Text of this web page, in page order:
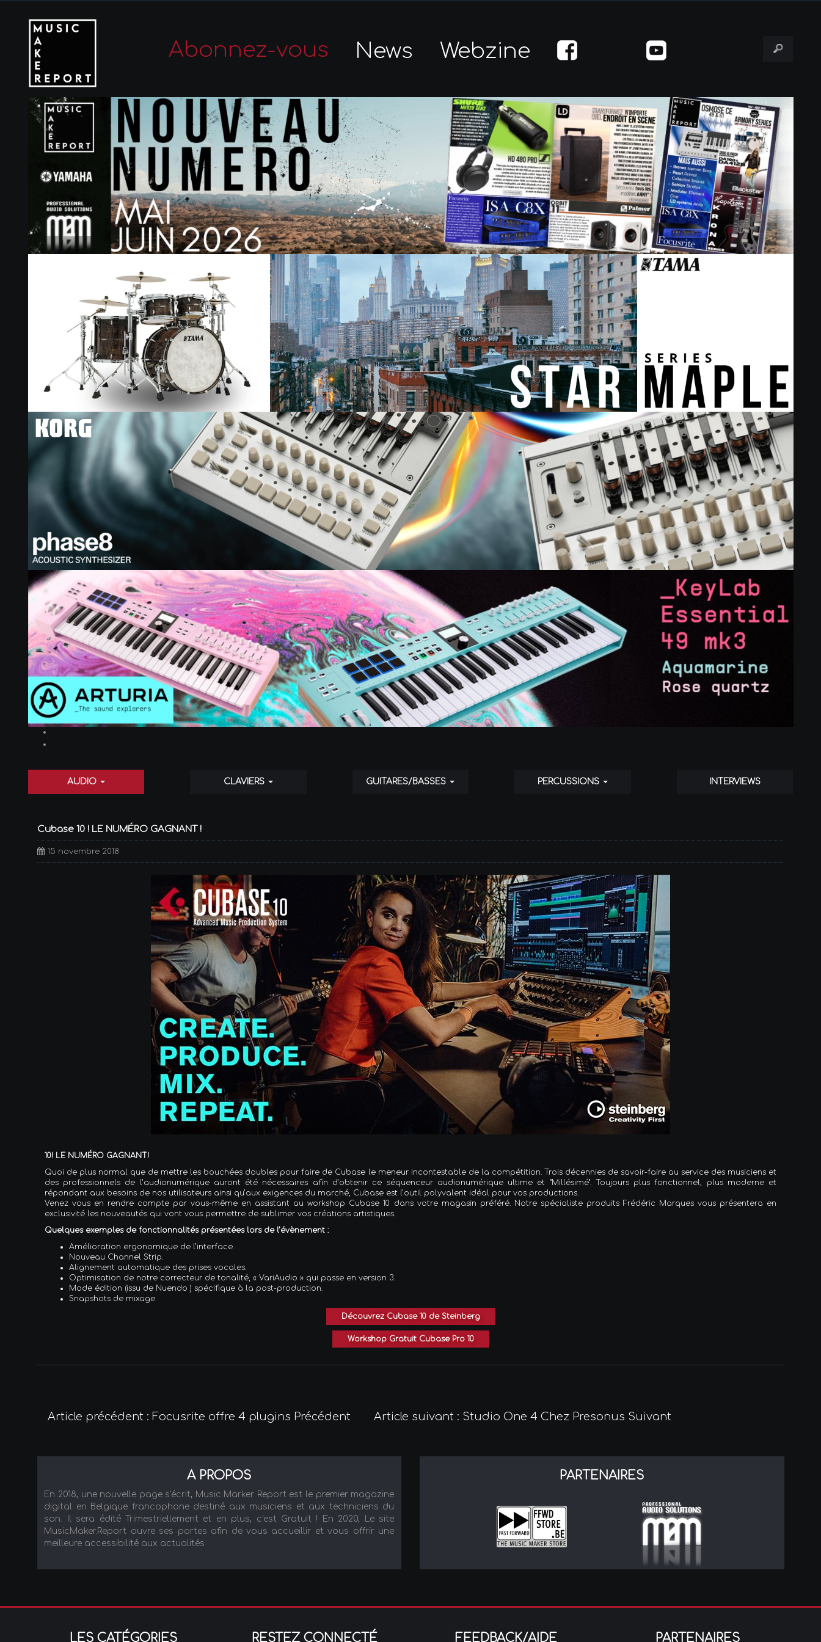
Abonnez-vous News Webzine
AUDIO CLAVIERS GUITARES/BASSES PERCUSSIONS INTERVIEWS
Cubase 10 ! LE NUMÉRO GAGNANT !
15 novembre 2018
10! LE NUMÉRO GAGNANT!
Quoi de plus normal que de mettre les bouchées doubles pour faire de Cubase le meneur incontestable de la compétition. Trois décennies de savoir-faire au service des musiciens et
des professionnels de l’audionumérique auront été nécessaires afin d’obtenir ce séquenceur audionumérique ultime et "Millésimé". Toujours plus fonctionnel, plus moderne et
répondant aux besoins de nos utilisateurs ainsi qu’aux exigences du marché, Cubase est l’outil polyvalent idéal pour vos productions.
Venez vous en rendre compte par vous-même en assistant au workshop Cubase 10 dans votre magasin préféré. Notre spécialiste produits Frédéric Marques vous présentera en
exclusivité les nouveautés qui vont vous permettre de sublimer vos créations artistiques.
Quelques exemples de fonctionnalités présentées lors de l’évènement :
Amélioration ergonomique de l’interface.
Nouveau Channel Strip.
Alignement automatique des prises vocales.
Optimisation de notre correcteur de tonalité, « VariAudio » qui passe en version 3.
Mode édition (issu de Nuendo ) spécifique à la post-production.
Snapshots de mixage
Découvrez Cubase 10 de Steinberg
Workshop Gratuit Cubase Pro 10
Article précédent : Focusrite offre 4 plugins Précédent Article suivant : Studio One 4 Chez Presonus Suivant
A PROPOS
En 2018, une nouvelle page s'écrit, Music Marker Report est le premier magazine
digital en Belgique francophone destiné aux musiciens et aux techniciens du
son. Il sera édité Trimestriellement et en plus, c'est Gratuit ! En 2020, Le site
MusicMaker.Report ouvre ses portes afin de vous accueillir et vous offrir une
meilleure accessibilité aux actualités
PARTENAIRES
LES CATÉGORIES RESTEZ CONNECTÉ FEEDBACK/AIDE PARTENAIRES